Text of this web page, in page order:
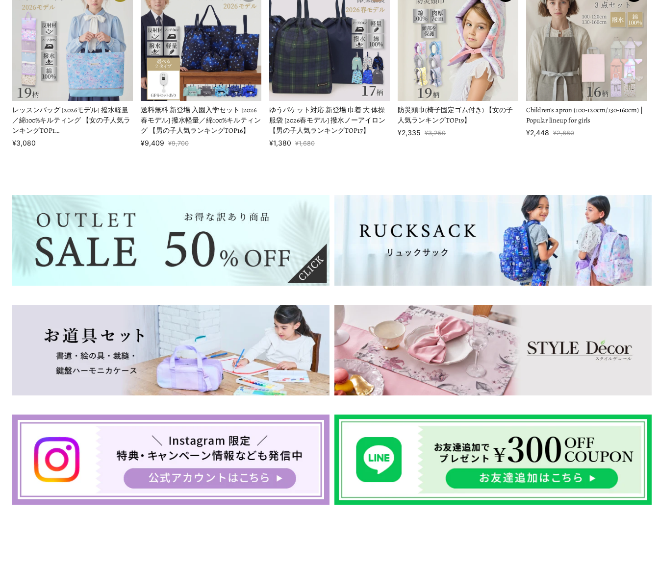
レッスンバッグ [2026モデル] 撥水軽量
／綿100%キルティング 【女の子人気ラ
ンキングTOP1…
¥3,080
送料無料 新登場 入園入学セット [2026
春モデル] 撥水軽量／綿100%キルティン
グ 【男の子人気ランキングTOP16】
¥9,409 ¥9,700
ゆうパケット対応 新登場 巾着 大 体操
服袋 [2026春モデル] 撥水ノーアイロン
【男の子人気ランキングTOP17】
¥1,380 ¥1,680
防災頭巾(椅子固定ゴム付き) 【女の子
人気ランキングTOP19】
¥2,335 ¥3,250
Children's apron (100-120cm/130-160cm) |
Popular lineup for girls
¥2,448 ¥2,880